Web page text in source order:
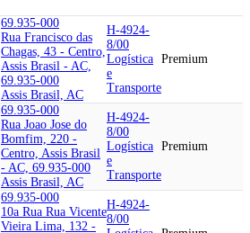
69.935-000
Rua Francisco das
Chagas, 43 - Centro,
Assis Brasil - AC,
69.935-000
Assis Brasil, AC
H-4924-
8/00
Logística
e
Transporte
Premium
69.935-000
Rua Joao Jose do
Bomfim, 220 -
Centro, Assis Brasil
- AC, 69.935-000
Assis Brasil, AC
H-4924-
8/00
Logística
e
Transporte
Premium
69.935-000
10a Rua Rua Vicente
Vieira Lima, 132 -
H-4924-
8/00